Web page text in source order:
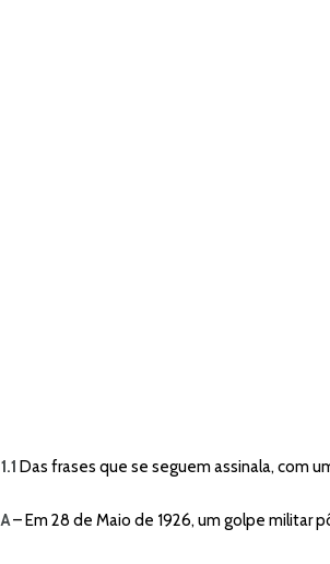
1.1 Das frases que se seguem assinala, com
A– Em 28 de Maio de 1926, um golpe militar